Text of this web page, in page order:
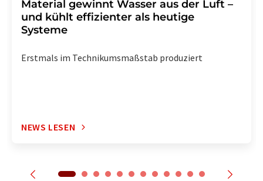
Material gewinnt Wasser aus der Luft –
und kühlt effizienter als heutige
Systeme
Erstmals im Technikumsmaßstab produziert
NEWS LESEN